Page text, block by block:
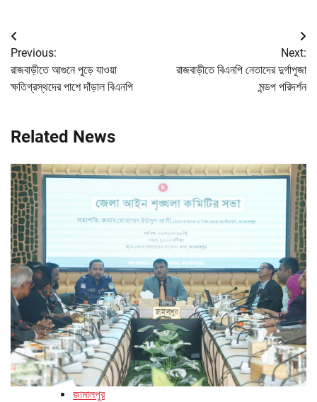
Post
navigation
Previous:
রাজবাড়ীতে আগুনে পুড়ে যাওয়া
ক্ষতিগ্রস্থদের পাশে দাঁড়াল বিএনপি
Next:
রাজবাড়ীতে বিএনপি নেতাদের দুর্গাপূজা
মন্ডপ পরিদর্শন
Related News
জামালপুর